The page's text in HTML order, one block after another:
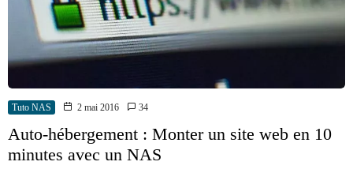
Tuto NAS 2 mai 2016 34
Auto-hébergement : Monter un site web en 10
minutes avec un NAS